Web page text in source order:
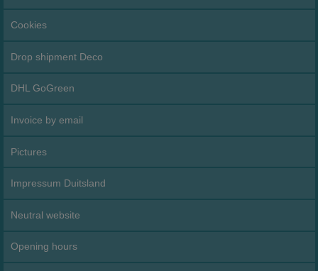
Cookies
Drop shipment Deco
DHL GoGreen
Invoice by email
Pictures
Impressum Duitsland
Neutral website
Opening hours